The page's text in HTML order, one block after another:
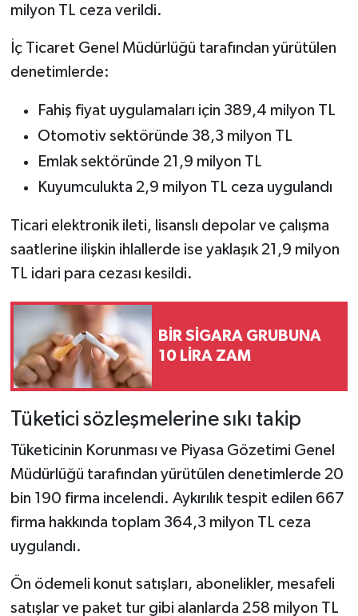
milyon TL ceza verildi.
İç Ticaret Genel Müdürlüğü tarafından yürütülen
denetimlerde:
Fahiş fiyat uygulamaları için 389,4 milyon TL
Otomotiv sektöründe 38,3 milyon TL
Emlak sektöründe 21,9 milyon TL
Kuyumculukta 2,9 milyon TL ceza uygulandı
Ticari elektronik ileti, lisanslı depolar ve çalışma
saatlerine ilişkin ihlallerde ise yaklaşık 21,9 milyon
TL idari para cezası kesildi.
BİR SİGARA GRUBUNA
10 LİRA ZAM
Tüketici sözleşmelerine sıkı takip
Tüketicinin Korunması ve Piyasa Gözetimi Genel
Müdürlüğü tarafından yürütülen denetimlerde 20
bin 190 firma incelendi. Aykırılık tespit edilen 667
firma hakkında toplam 364,3 milyon TL ceza
uygulandı.
Ön ödemeli konut satışları, abonelikler, mesafeli
satışlar ve paket tur gibi alanlarda 258 milyon TL